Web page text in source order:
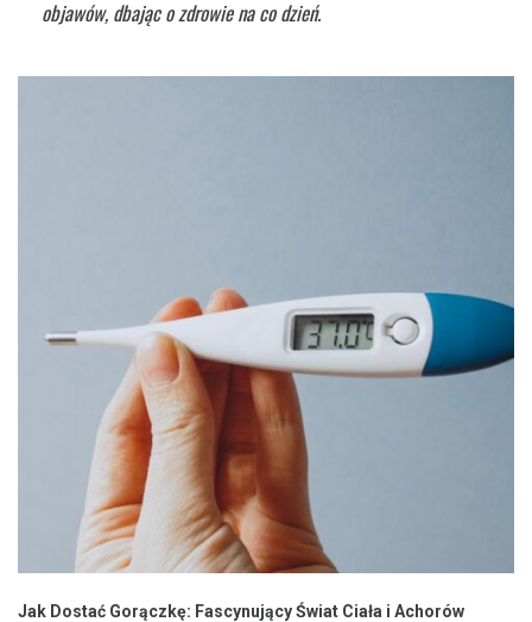
objawów, dbając o zdrowie na co dzień.
Jak ⁣Dostać Gorączkę: Fascynujący Świat Ciała‌ i Achorów